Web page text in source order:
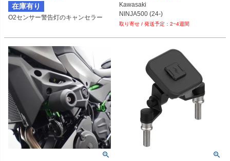
在庫有り
O2センサー警告灯のキャンセラー
Kawasaki
NINJA500 (24-)
2~4週間